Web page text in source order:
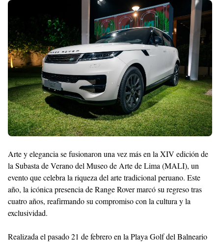
Templates
Arte y elegancia se fusionaron una vez más en la XIV edición de
la Subasta de Verano del Museo de Arte de Lima (MALI), un
evento que celebra la riqueza del arte tradicional peruano. Este
año, la icónica presencia de Range Rover marcó su regreso tras
cuatro años, reafirmando su compromiso con la cultura y la
exclusividad.
Realizada el pasado 21 de febrero en la Playa Golf del Balneario